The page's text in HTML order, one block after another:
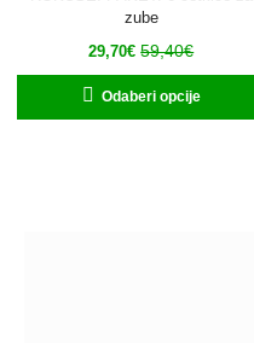
zube
29,70€ 59,40€
Odaberi opcije